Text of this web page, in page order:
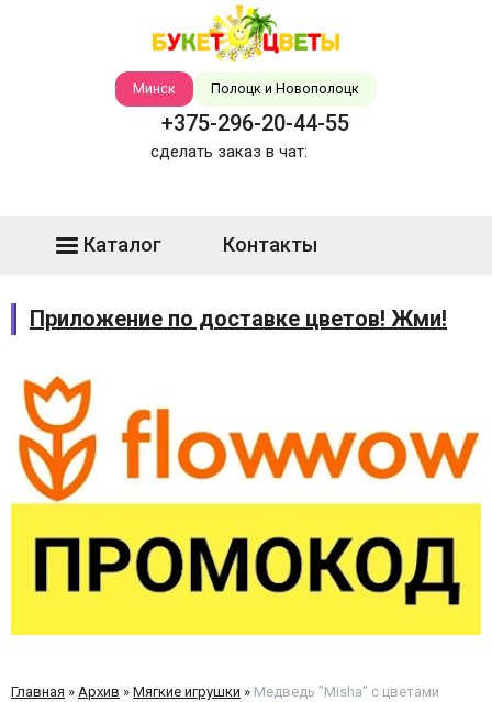
Минск Полоцк и Новополоцк
+375-296-20-44-55
сделать заказ в чат:
Каталог Контакты
Приложение по доставке цветов! Жми!
Главная » Архив » Мягкие игрушки » Медведь "Misha" с цветами